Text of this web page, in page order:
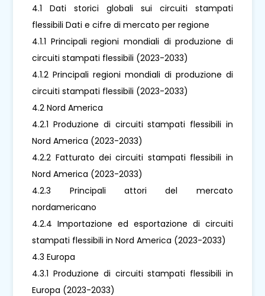
4.1 Dati storici globali sui circuiti stampati
flessibili Dati e cifre di mercato per regione
4.1.1 Principali regioni mondiali di produzione di
circuiti stampati flessibili (2023-2033)
4.1.2 Principali regioni mondiali di produzione di
circuiti stampati flessibili (2023-2033)
4.2 Nord America
4.2.1 Produzione di circuiti stampati flessibili in
Nord America (2023-2033)
4.2.2 Fatturato dei circuiti stampati flessibili in
Nord America (2023-2033)
4.2.3 Principali attori del mercato
nordamericano
4.2.4 Importazione ed esportazione di circuiti
stampati flessibili in Nord America (2023-2033)
4.3 Europa
4.3.1 Produzione di circuiti stampati flessibili in
Europa (2023-2033)